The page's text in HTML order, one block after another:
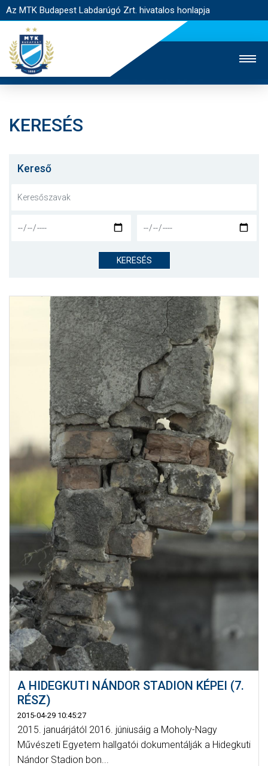
Az MTK Budapest Labdarúgó Zrt. hivatalos honlapja
JEGYÉRTÉKESÍTÉS
NYITÓLAP
CSAPATOK
KLUB
GALÉRIA
SZURKOLÓI ÉLMÉNYEK
AKKREDITÁCIÓ
KERESÉS
Kereső
KERESÉS
A HIDEGKUTI NÁNDOR STADION KÉPEI (7.
RÉSZ)
2015-04-29 10:45:27
2015. januárjától 2016. júniusáig a Moholy-Nagy
Művészeti Egyetem hallgatói dokumentálják a Hidegkuti
Nándor Stadion bon...